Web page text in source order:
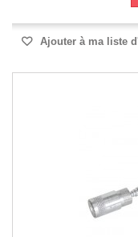
Ajouter à ma liste